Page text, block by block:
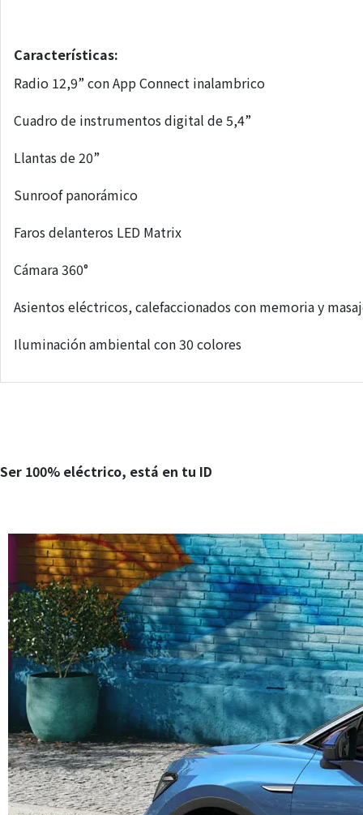
Características:
Radio 12,9” con App Connect inalambrico
Cuadro de instrumentos digital de 5,4”
Llantas de 20”
Sunroof panorámico
Faros delanteros LED Matrix
Cámara 360°
Asientos eléctricos, calefaccionados con memoria y
Iluminación ambiental con 30 colores
Ser 100% eléctrico, está en tu ID